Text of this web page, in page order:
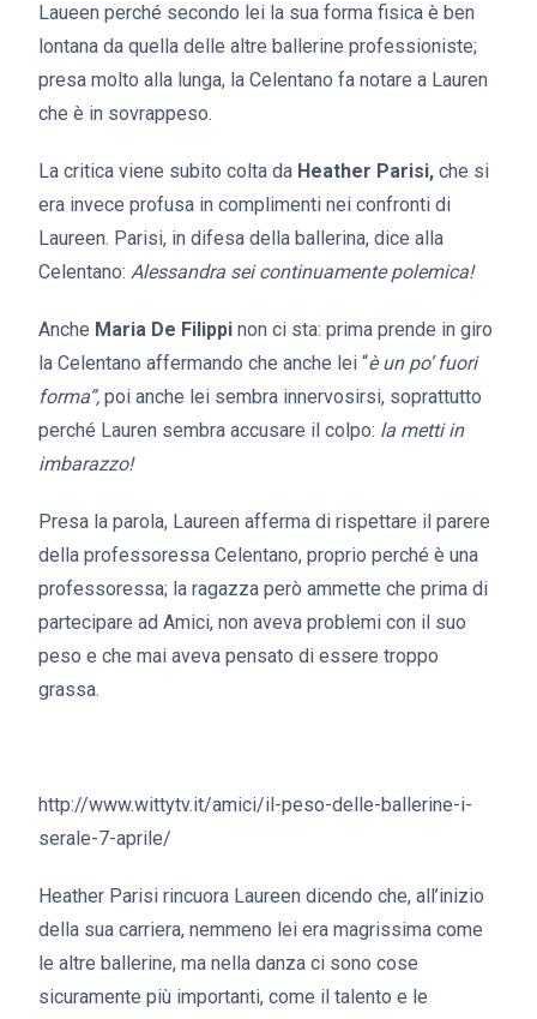
Laueen perché secondo lei la sua forma fisica è ben
lontana da quella delle altre ballerine professioniste;
presa molto alla lunga, la Celentano fa notare a Lauren
che è in sovrappeso.
La critica viene subito colta da Heather Parisi, che si
era invece profusa in complimenti nei confronti di
Laureen. Parisi, in difesa della ballerina, dice alla
Celentano: Alessandra sei continuamente polemica!
Anche Maria De Filippi non ci sta: prima prende in giro
la Celentano affermando che anche lei “è un po’ fuori
forma”, poi anche lei sembra innervosirsi, soprattutto
perché Lauren sembra accusare il colpo: la metti in
imbarazzo!
Presa la parola, Laureen afferma di rispettare il parere
della professoressa Celentano, proprio perché è una
professoressa; la ragazza però ammette che prima di
partecipare ad Amici, non aveva problemi con il suo
peso e che mai aveva pensato di essere troppo
grassa.
http://www.wittytv.it/amici/il-peso-delle-ballerine-i-
serale-7-aprile/
Heather Parisi rincuora Laureen dicendo che, all’inizio
della sua carriera, nemmeno lei era magrissima come
le altre ballerine, ma nella danza ci sono cose
sicuramente più importanti, come il talento e le